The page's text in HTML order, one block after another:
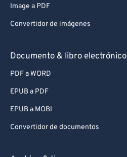
Image a PDF
Convertidor de imágenes
Documento & libro electrónico
PDF a WORD
EPUB a PDF
EPUB a MOBI
Convertidor de documentos